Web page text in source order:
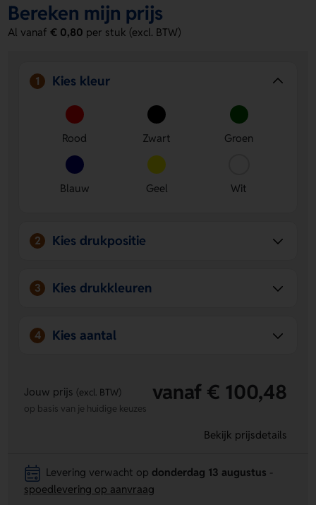
Voordelen van de Storm Sleutelhanger
Poncho
karabijnhaak hang je hem snel aan je tas of sleutels.
Ruimte voor bedrukking
ontwerp plaatsen op de Voorzijde of Achterzijde.
Keuze uit meerdere kleuren- Verkrijgbaar in Rood,
Zwart, Groen, Blauw, Geel en Wit.
Bereken mijn prijs
Al vanaf€ 0,80 per stuk (excl. BTW)
1 Kies kleur
Rood Zwart Groen
Blauw Geel Wit
2 Kies drukpositie
3 Kies drukkleuren
4 Kies aantal
Jouw prijs (excl. BTW) vanaf € 100,48
op basis van je huidige keuzes
Bekijk prijsdetails
Levering verwacht op donderdag 13 augustus
spoedlevering op aanvraag